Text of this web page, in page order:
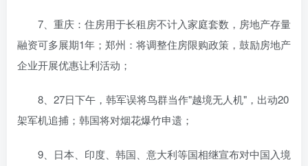
7、重庆：住房用于长租房不计入家庭套数，房地产存量
融资可多展期1年；郑州：将调整住房限购政策，鼓励房地产
企业开展优惠让利活动；
8、27日下午，韩军误将鸟群当作"越境无人机"，出动20
架军机追捕；韩国将对烟花爆竹申遗；
9、日本、印度、韩国、意大利等国相继宣布对中国入境